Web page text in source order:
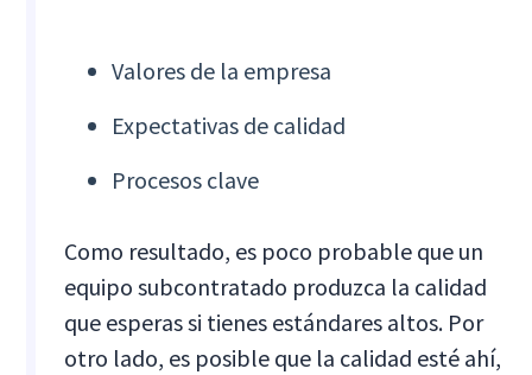
Valores de la empresa
Expectativas de calidad
Procesos clave
Como resultado, es poco probable que un
equipo subcontratado produzca la calidad
que esperas si tienes estándares altos. Por
otro lado, es posible que la calidad esté ahí,